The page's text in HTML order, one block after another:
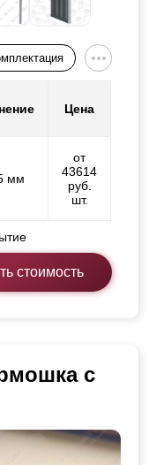
Цена
мм
от
43614
руб.
шт.
стоимость
с